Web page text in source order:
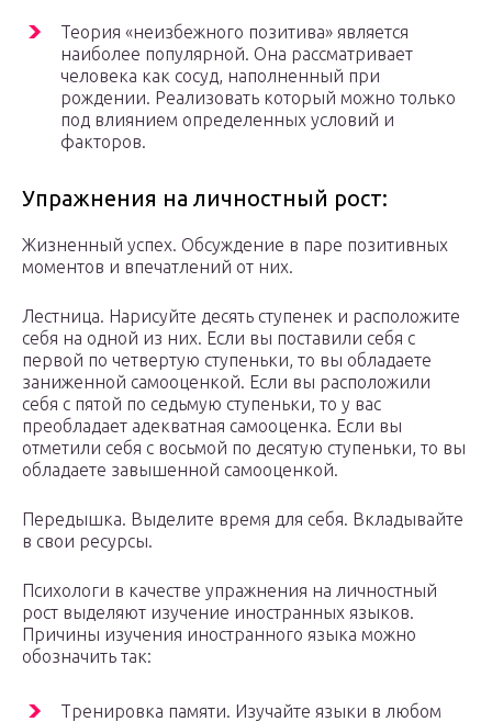
Теория «неизбежного позитива» является
наиболее популярной. Она рассматривает
человека как сосуд, наполненный при
рождении. Реализовать который можно только
под влиянием определенных условий и
факторов.
Упражнения на личностный рост:
Жизненный успех. Обсуждение в паре позитивных
моментов и впечатлений от них.
Лестница. Нарисуйте десять ступенек и расположите
себя на одной из них. Если вы поставили себя с
первой по четвертую ступеньки, то вы обладаете
заниженной самооценкой. Если вы расположили
себя с пятой по седьмую ступеньки, то у вас
преобладает адекватная самооценка. Если вы
отметили себя с восьмой по десятую ступеньки, то вы
обладаете завышенной самооценкой.
Передышка. Выделите время для себя. Вкладывайте
в свои ресурсы.
Психологи в качестве упражнения на личностный
рост выделяют изучение иностранных языков.
Причины изучения иностранного языка можно
обозначить так:
Тренировка памяти. Изучайте языки в любом